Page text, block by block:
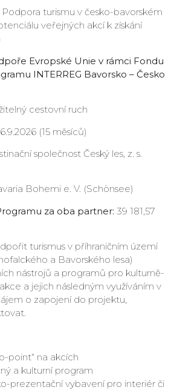
Podpora turismu v česko-bavorském
veřejných akcí k získání
Evropské Unie v rámci Fondu
INTERREG Bavorsko – Česko
cestovní ruch
(15 měsíců)
společnost Český les, z. s.
Bohemi e. V. (Schönsee)
za oba partner: 39 181,57
turismus v příhraničním území
a Bavorského lesa)
nástrojů a programů pro kulturně-
a jejich následným využíváním v
o zapojení do projektu,
point“ na akcích
a kulturní program
prezentační vybavení pro interiér či